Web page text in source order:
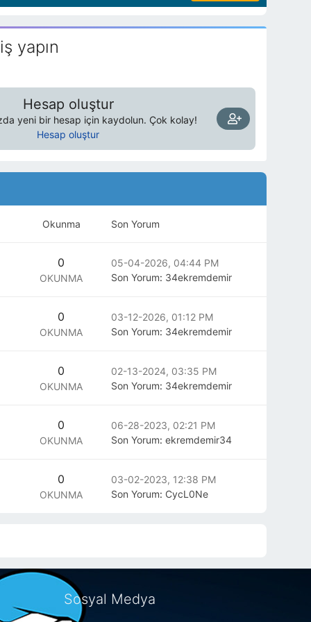
yapın
Hesap oluştur
yeni bir hesap için kaydolun. Çok kolay!
Hesap oluştur
Okunma Son Yorum
0
OKUNMA
05-04-2026, 04:44 PM
Son Yorum: 34ekremdemir
0
OKUNMA
03-12-2026, 01:12 PM
Son Yorum: 34ekremdemir
0
OKUNMA
02-13-2024, 03:35 PM
Son Yorum: 34ekremdemir
0
OKUNMA
06-28-2023, 02:21 PM
Son Yorum: ekremdemir34
0
OKUNMA
03-02-2023, 12:38 PM
Son Yorum: CycL0Ne
Sosyal Medya